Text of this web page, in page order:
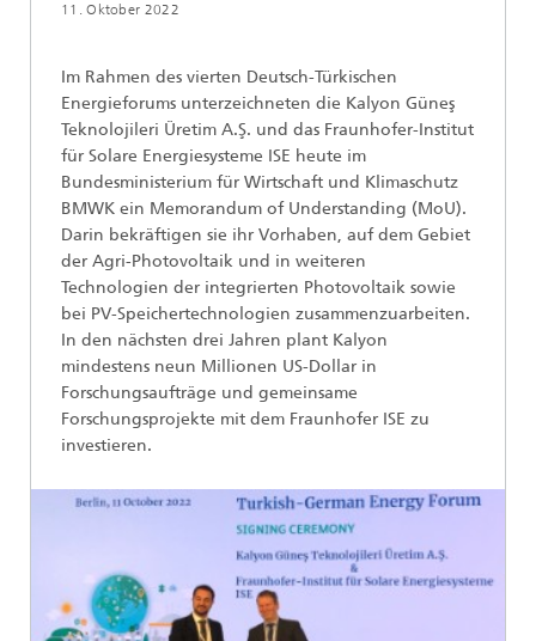
11. Oktober 2022
Im Rahmen des vierten Deutsch-Türkischen
Energieforums unterzeichneten die Kalyon Güneş
Teknolojileri Üretim A.Ş. und das Fraunhofer-Institut
für Solare Energiesysteme ISE heute im
Bundesministerium für Wirtschaft und Klimaschutz
BMWK ein Memorandum of Understanding (MoU).
Darin bekräftigen sie ihr Vorhaben, auf dem Gebiet
der Agri-Photovoltaik und in weiteren
Technologien der integrierten Photovoltaik sowie
bei PV-Speichertechnologien zusammenzuarbeiten.
In den nächsten drei Jahren plant Kalyon
mindestens neun Millionen US-Dollar in
Forschungsaufträge und gemeinsame
Forschungsprojekte mit dem Fraunhofer ISE zu
investieren.